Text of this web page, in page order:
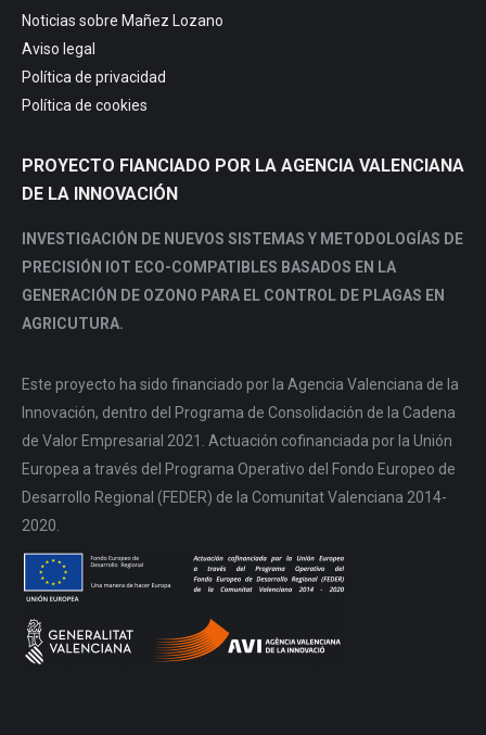
in
new
window
new
windowwindow
in
window
Noticias sobre Mañez Lozano
Aviso legal
Política de privacidad
Política de cookies
PROYECTO FIANCIADO POR LA AGENCIA VALENCIANA
DE LA INNOVACIÓN
INVESTIGACIÓN DE NUEVOS SISTEMAS Y METODOLOGÍAS DE
PRECISIÓN IOT ECO-COMPATIBLES BASADOS EN LA
GENERACIÓN DE OZONO PARA EL CONTROL DE PLAGAS EN
AGRICUTURA.
Este proyecto ha sido financiado por la Agencia Valenciana de la
Innovación, dentro del Programa de Consolidación de la Cadena
de Valor Empresarial 2021. Actuación cofinanciada por la Unión
Europea a través del Programa Operativo del Fondo Europeo de
Desarrollo Regional (FEDER) de la Comunitat Valenciana 2014-
2020.